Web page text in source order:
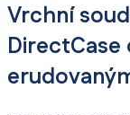
Vrchní